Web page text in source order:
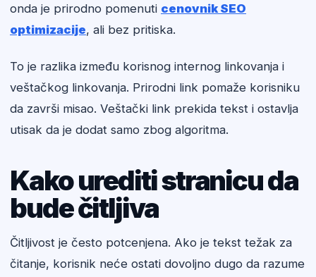
onda je prirodno pomenuti cenovnik SEO
optimizacije, ali bez pritiska.
To je razlika između korisnog internog linkovanja i
veštačkog linkovanja. Prirodni link pomaže korisniku
da završi misao. Veštački link prekida tekst i ostavlja
utisak da je dodat samo zbog algoritma.
Kako urediti stranicu da
bude čitljiva
Čitljivost je često potcenjena. Ako je tekst težak za
čitanje, korisnik neće ostati dovoljno dugo da razume